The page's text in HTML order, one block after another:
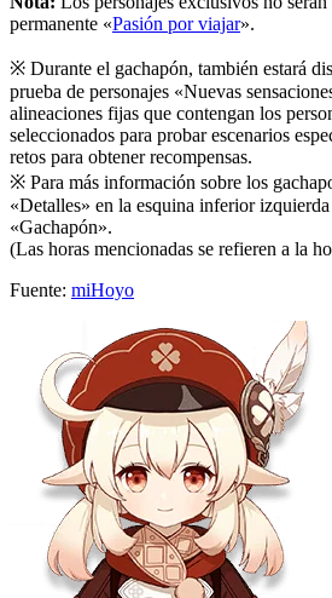
permanente «Pasión por viajar».
※ Durante el gachapón, también estará
prueba de personajes «Nuevas
alineaciones fijas que contengan los
seleccionados para probar escenarios
retos para obtener recompensas.
※ Para más información sobre los
«Detalles» en la esquina inferior
«Gachapón».
(Las horas mencionadas se refieren a la
Fuente: miHoyo